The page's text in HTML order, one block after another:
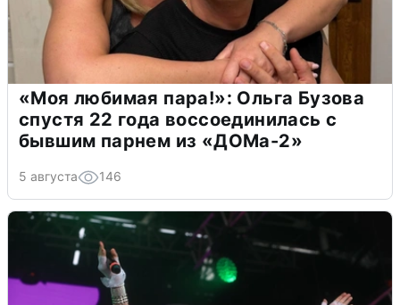
«Моя любимая пара!»: Ольга Бузова
спустя 22 года воссоединилась с
бывшим парнем из «ДОМа-2»
5 августа 146